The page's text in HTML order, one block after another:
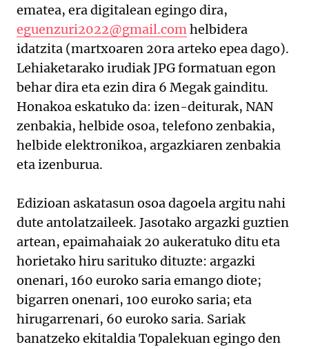
ematea, era digitalean egingo dira,
eguenzuri2022@gmail.comhelbidera
idatzita (martxoaren 20ra arteko epea dago).
Lehiaketarako irudiak JPG formatuan egon
behar dira eta ezin dira 6 Megak gainditu.
Honakoa eskatuko da: izen-deiturak, NAN
zenbakia, helbide osoa, telefono zenbakia,
helbide elektronikoa, argazkiaren zenbakia
eta izenburua.
Edizioan askatasun osoa dagoela argitu nahi
dute antolatzaileek. Jasotako argazki guztien
artean, epaimahaiak 20 aukeratuko ditu eta
horietako hiru sarituko dituzte: argazki
onenari, 160 euroko saria emango diote;
bigarren onenari, 100 euroko saria; eta
hirugarrenari, 60 euroko saria. Sariak
banatzeko ekitaldia Topalekuan egingo den